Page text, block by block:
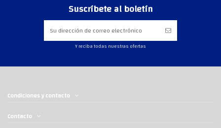
Suscríbete al boletín
Y reciba todas nuestras ofertas
Condiciones y contacto
Contacto